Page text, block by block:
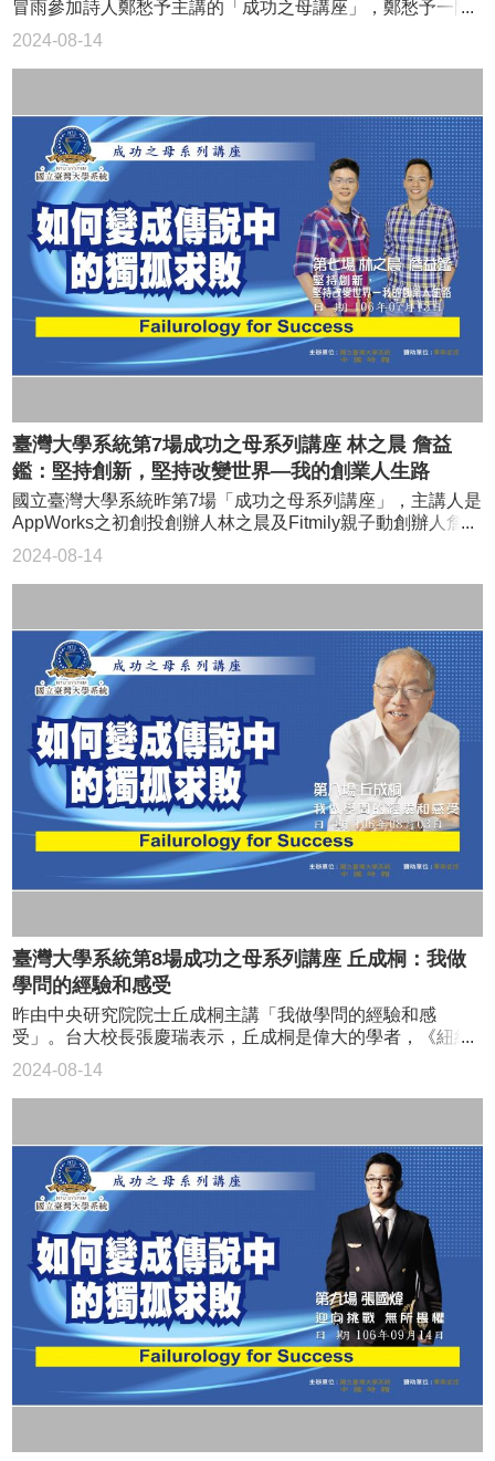
做壞事，他都敢往前衝，這份精神，他也用在朱宗慶打擊樂
團的發展以及兩廳院的行政法人運作，現在朱團已經是世界
五大打擊樂團之一，兩廳院也在朱宗慶的努力下，從黑機關
轉為行政法人，他現在擔任行政法人國家表演藝術中心董事
一個給機會、給掌聲的社會，「千山萬水擋不住想飛的翅
膀，既然是追求自己的夢想，那麼就要歡喜做、甘願受，期
待自己成為可以禁得起打擊的人，盡最大的努力去尋求可能
性，找各種方法去解決困難，做，就對了！」 感謝打擊樂
成為我服務社會的媒介 藝術家和音樂家要怎麼投入社會、
為社會帶來貢獻？朱宗慶表示，「我們學藝術的人常常會被
邊陲化，以為只能做藝術工作而已，但其實學藝術的人可以
為其他領域加值。」 台灣大學植物病理與微生物學系的李
冠儒同學向朱宗慶提問：「身為一個音樂家或藝術家，對這
個社會能夠有什麼樣的貢獻？有什麼東西能讓社會變得更
好？」 「我非常感謝上天讓我玩打擊樂，因為打擊樂成為
我追逐夢想、結交朋友和服務社會的媒介。」朱宗慶舉例，
某一次到高雄演出，他向觀眾說：「今天人很多，我們可以
可以牽好手，平安離開，然後垃圾請大家隨手帶走。」
「我在演出的時候，常掛在嘴上講的不是演出成功，而是
『平安』。」朱宗慶表示，現場一萬個人因為音樂的感染
力，了解到環境是我們的，安全是我們的。「我雖然感謝被
鼓掌，但我更感謝那些沒有被看到的事。」 「有一次接到
要求，有一位病重的喜願兒要聽舒伯特的《鱒魚》，我知道
這個不能等，立刻改編好曲子，很快就到榮總去演出。」朱
宗慶回憶，當時在短短半小時的演出時，其實病童已經昏迷
「他的爸媽後來跟我說，謝謝你，讓我們全家聽了最喜歡的
音樂。這樣的感動，絕對不亞於在國家音樂廳表演帶來的感
動。」 自嘲「別看我厲害 常躲起來偷哭」 「學藝術的
人，不會喝咖啡是不會成功的。我建議大家，一定要有一點
時間讓自己胡思亂想，讓自己去撞擊。」面對挫折，朱宗慶
自認絕對是經驗豐富。他揭露自己表面看似一帆風順，其實
一路上碰到無數挫折，「有人看到我目前的成果，傳說我是
富二代。但我其實只是報喜不報憂，不講困難的那一面。」
無論是曾經對學音樂迷惘、到維也納留學時一度被老師拒
絕、放棄安穩的工作決定創辦打擊樂團等，朱宗慶都堅持不
懈。 「我很喜歡這句話：千山萬水擋不住想飛的翅膀。有
夢想的話，怎麼樣都擋不住。」朱宗慶表示，「我認為一個
人應該先努力強化實力，等機運來的時候，過去的努力就會
「即使現在被譽為世界五大打擊樂團之一，仍然不斷面臨各
項挑戰，克服場地、經費等問題。」朱宗慶也向現場觀眾分
享心得，「年輕的時候追求十全十美，後來逐漸發現一定會
遇到困難。因為當你經驗愈多，碰到的困難也會愈多。其實
十件事之中能做好其中兩三件事，就已經是非常幸運而且成
功的。」 談到當藝術行政工作者的理性與感性，朱宗慶也
忍不住自嘲：「別看我這樣看起來很厲害，但我其實蠻愛哭
燈光就錯了、特效可能就出事了。」 朱宗慶笑說：「我良
師益友很多，都會鞭策我，我也會鞭策自己。一個人當瘋子
不夠，我有一群瘋子陪著我。但我其實還是常常兩邊都會撞
擊，所以常常會頭昏。」 朱宗慶講座與三校學子對談
成功之母講座第三場現場 師範大學副校長吳正己 朱宗慶
打擊樂團創辦人朱宗慶 真誠的心 千山萬水檔不住想飛的
翅膀
10億元預算。 蔡朝陽表示，建置風機途中還曾遇上尼伯特
颱風攪局，颱風警報發布時航港局標準作業流程要求港口清
實在跑不過颱風，也沒油料可以消耗，還好航港局網開一面
讓工程船進入高雄港停靠，才讓工程船躲過了在海上翻覆的
命運。 蔡朝陽指出，2座示範離岸風機的預算一路從16億
元拉高至40億元，其中有40％的費用是因在台灣沒有離岸風
電的產業鏈，就連現場的電機調適人員都還要遠從丹麥聘請
來台，一天要付3萬元，未來離岸風電產業一定要本土化，否
則成本實在太高。 談起奮鬥過程，蔡朝陽多次哽咽，他表
示，工程只能在天氣好時施作，就算大半夜也要爬起來工
作，在船上的員工有時甚至1、2個月不能回家，員工這麼支
持，他當然要撐下去，去年10月底終於完成這兩部示範風
機，現在已經發電300萬度了，可供8000戶家庭一年的用電
量。 性情中人 講到艱辛處他哽咽 熱血創業家蔡朝陽跨
要堅持自己的目標，全力以赴。 國立台灣師範大學的漳玨
賢問到，學校教育提供了什麼環境、養分與膽識，讓蔡董敢
去挑戰這些事？ 蔡朝陽說，他念研究所時曾向老師要求，
論文題目由自己選，老師開出的條件是經費要自己找。後來
就真的找到廠商贊助，而當時就有創業的想法，要闖出一番
新事業。 台灣大學的龍吟欣關心的是離岸風力會面臨在地
得要花時間溝通，後來有的員工就真的就以當地為家，簡單
說就是要有同理心。 台灣科技大學的李建宏詢問，以其發
展離岸風力的經驗來看，台灣真的準備好了嗎？蔡朝陽說：
「碰到困難就知道需要什麼人才，這會讓大家了解年輕人未
來的機會在哪裡。我們要把所遇到的困難和學校分享，就以
簽約時面臨的法律問題而言，律師費一天就是100多萬元，
所以法律系的人才同樣重要。」 在蔡朝陽的奮鬥歷程中資
金非常重要，也有其困難度，昨天的座談會連公司的監察人
都站出來相挺。所謂「心事誰人知，眼淚吞腹內」就是那段
期間的寫照，雖然有人認為綠色能源不應由上緯來承擔，但
也因為這樣，有了上緯走出第一步，台灣的離岸風力發電才
會有目前的成果，以及未來更龐大的機會。 蔡朝陽不愧是
灣未來一定會擁有乾淨的能源，大家要有信心。 抱持同理
心蹲點 漁民相挺 上緯國際投資控股公司董事長蔡朝陽克服
了重重難關，在苗栗外海建置2座示範離岸風機，當中也包括
充分與漁民溝通協調，他派了3名幹部赴漁村蹲點，抱持同理
心原則，讓原本抗議風機的漁民，最後投下超過9成的贊成
個示範風場，從0到1的過程實在很艱辛，要經過7個相關審
查會議，還有環評委員會評估對海岸影響，檢視是否會掏空
等。甚至要取得施工許可之前，還收到文化部來文告知，開
發地點可能有清朝康熙年間的古沉船，要他們證明該地並沒
有古沉船。 蔡朝陽說，複雜的問題當然也包括與當地漁民
溝通的問題，曾有一次他開車到當地漁港，去看未來要開發
的海域，看見港邊有3個漁民在吃著便當，他便上前關心，問
到「今天沒出海嗎？」對方則說，平常生活就是這樣。 蔡
朝陽指出，自己也是農家出身，這一幕對他的啟示相當大，
人家漁閒時甘願吃著便當過簡單的生活，知道漁民們只不過
是討口飯吃，而上緯憑什麼請他們支持再生能源，因此他告
訴同事，面對漁民絕對要抱持同理心。 蔡朝陽表示，2010
年他就派3位公司幹部到竹南、後龍與周遭漁民搏感情，幹部
們幾乎等於是拋家棄子一般，完全以漁村為家，漁民連大半
夜裡船隻壞掉也找他們幫忙，有一次，漁民打算來抗議，但
出，他還趕緊請同仁買禮品前往探視。蔡朝陽指出，他前前
於減少溫室氣體排放講得多、做得少，（地球暖化）這件事
真的非常嚴重，會讓子孫活不下去；大家要覺醒，不是講講
的緣起，他說，先前看到《綠色資本主義》一書介紹許多綠
建築的案例，其中提到泰國有棟建物用電是一般建築的
15％，他前往參觀發現，站在屋外時流汗不止，但一進室內
就十分涼快。後來，同仁到德國參訪，進一步了解綠建築的
好處。 2004年台達電要建新的台南分公司大樓，就決定採
用綠建築設計，2006年完工後，與當時一般辦公大樓相較，
用電量節省一半以上。 鄭崇華還舉例，台達電協助高雄那
瑪夏民權國小重建因風災受損的圖書館，也採綠建築設計，
每平方公尺一年平均用電不到7 度，「一開始他們告訴我，
我都不相信。」 廢料當建材很便宜 談到綠建築成本問題，
鄭崇華以位於加州台達電美洲區總部為例，該建物利用地底
恆溫的特性採用雙向幅射空調系統，需要安裝上百公里長的
管子，一般人會以為很貴，其實這些管子是用化工廠廢料製
人鄭崇華以「一路走來不忘初衷的綠築跡」為題發表演說。
台達集團創辦人鄭崇華（右二）與台灣大學系統執行長李篤
中（左）台師大徐國晉（右）台大林子淵（左二）台科大邱
冠穎（中）進行對談。 與三校年輕學子對談 成功之母系列
講座第5場 現場座無虛席
2024-08-14
冒雨參加詩人鄭愁予主講的「成功之母講座」，鄭愁予一開
場就詩意十足的說，「雨下了整夜未停，但仿佛知道這個時
間我們有重要的事，而願意等待（雨轉小）」，有了民眾的
支持和天氣的配合，讓這場雖不是第一次舉辦的對談成為最
邁入第6場，主講人鄭愁予現任東海大學榮譽講座教授暨駐校
詩人，他分享自己從抗戰期間、幼年隨父母親遷徙避難，到
如今享譽國際的著名現代詩人之間的種種轉變。 講座主持
人、臺大文學院副院長徐富昌以「鄭老」稱呼鄭愁予，他
說，高齡84歲的鄭老是當代重要的詩人，鄭老所寫的詩，不
但是他們這一輩的人的記憶，同時也是很多年輕一輩的共同
記憶，他的詩作《錯誤》、《水手刀》、《小小的島》、
《如霧起時》都令人著迷，且使人陶醉。 徐富昌副院長
說，鄭老在1954年、22歲時發表的《錯誤》，就因詩中「我
達達的馬蹄是美麗的錯誤，我不是歸人，是個過客」，整個
台灣都在傳頌，他的詩集被選為受歡迎的作品，也是中國時
報選為影響台灣30年最重要的30本書中，唯一的一本詩集，
他的詩作不只風靡全台，更征服了對岸，對岸把鄭愁予的詩
歷，他童年逃難、面對白色恐怖、移居海外等，徐富昌副院
長說，這樣長期漂泊的人生經驗，讓他的詩作呈現了瀟灑、
豁達，更有著濃濃的鄉愁，他的文學成就和生命經歷都一樣
值得學習和關注。 鄭愁予開場就很有詩意的提到雨，他
說，雨下了一夜卻在講座開始前轉小，這一場講座不是他第
一次與大家對談，但有了雨的配合和大家的熱情支持，讓他
覺得這是最熱烈的一次。 臺大表示，下學期開始臺大將邀
請鄭愁予開設18小時的通識課程，如果臺大系統學生有興趣
立臺灣大學文學院徐富昌副院長主持 「成功之母講座」第6
場邀請東華大學榮譽教授鄭愁予主講。 連日大雨卻沒澆熄
愛詩人的熱情，800多名學生和民眾昨晚冒雨參加，現場座
無虛席。 由台大系統主辦「成功之母講座」，鄭愁予（中）
正全神貫注傾聽學生提出的問題。
臺灣大學系統第7場成功之母系列講座 林之晨 詹益
鑑：堅持創新，堅持改變世界—我的創業人生路
2024-08-14
國立臺灣大學系統昨第7場「成功之母系列講座」，主講人是
AppWorks之初創投創辦人林之晨及Fitmily親子動創辦人詹益
鑑分享創業之路，並邀請昇恆昌總經理江建廷擔任主持人。
講座一開始由臺灣大學校長張慶瑞致詞指出，學習受挫經驗
很重要，往後才能避免。他強調，整個臺灣社會若要往前
識意見領袖。 臺灣大學校長張慶瑞致詞 邀請昇恆昌總經
理江建廷擔任主持人 兩位主講人創業路其實皆跌跌撞撞，
林之晨指出，投資人的價值觀、長期支持能力等是否能與創
業者契合相當重要；詹益鑑則說，創業團隊才是關鍵，團隊
若可修正方向，終究會找到對的市場。 失敗挫折 都是養分
「失敗或挫折都可以給大家養分。」詹益鑑分享，他頭3份
創業工作都跟衛星光譜儀技術有關，直到最後一家才創業成
功。為何失敗？他指出，第1家公司創業者為核心技術發明
人，因專利爭議與公司同仁理念不合，也導致跟外界募資不
易，他只好跟一部分人出走。 詹益鑑表示，後來他與團隊
到第2家公司成立新部門，雖已做出第1代產品，但遭遇2008
年金融風暴，預算被縮減，只好再次離開；他找到第3個團隊
創投創辦人林之晨及Fitmily親子動創辦人詹益鑑 價值觀 要
彼此契合 詹益鑑說，創業應先做足功課，了解核心創辦人
及團隊背景，如價值觀及商業模式觀念。他的成功經驗指
出，創業團隊才是關鍵，如團隊可修正方向，終究會找到對
的市場；若團隊跟不上，就算看到市場趨勢也做不起來。
蹴可及。他分享，當年PC時代，將電腦供應廠商合約簽下
來，土法煉鋼地建立客製化組裝電腦的電商系統，但先前行
隨時修正 掌握趨勢 林之晨說，這套模式比PChome還早
找到創業方程式，若當時投資人價值觀、長期支持能力等跟
創業團隊媒合，當初所創公司也許就是PChome競爭者。
後來林之晨與詹益鑑共同創辦之初創投，林之晨表示，
AppWorks更期望貢獻台灣經濟、幫助企業轉型，代替傳統IT
產業，以台灣目前市場規模來估算，AppWorks產值邁向
1000億美元為終極目標，目前投資過300多個創業公司總產
值達12億美元，僅達目標1％，「一旦目標達成，AppWorks
隨時可以收起來，不必當百年老店。」 不過，林之晨也感
嘆說，AppWorks比較可惜的地方是，沒有瑜亮情結的競爭對
手，無法刺激進步。 林之晨及詹益鑑與三校年輕學子對談
臺灣大學系統第8場成功之母系列講座 丘成桐：我做
學問的經驗和感受
2024-08-14
昨由中央研究院院士丘成桐主講「我做學問的經驗和感
受」。台大校長張慶瑞表示，丘成桐是偉大的學者，《紐約
時報》更稱他是「數學皇帝」，他是全世界影響力最驚人的
數學家。 魅力大 吸引眾多人潮 「成功之母講座」昨天
是第8場，主講人丘成桐是重量級數學學者，吸引爆滿民眾來
之母講座」已進行了半年，逐漸建立起品牌，昨天天氣酷
熱，但依然吸引非常多人前來，顯見丘成桐的魅力。 張校
長表示，他以前在美國加州大學聖地牙哥分校讀書時，有一
天聽說有個偉大數學家要到學校來，中午吃飯時間，看到一
個年輕人帶著一群年輕人走在校園，後來知道那個帶頭的年
輕人是丘成桐。丘成桐在1984至1987年在聖地牙哥大學任
教。 臺灣大學校長張慶瑞致詞 台大科學教育發展中心
高涌泉主任擔任主持 桃李滿天下 地位崇高 丘成桐離開聖地
牙哥大學後，也將自己所有學生帶走，讓他們分布在哈佛等
多所美國名校，在世界數學界產生巨大影響力。《紐約時
報》就曾稱呼丘成桐是「數學皇帝」，可見他在數學界的崇
高地位。 昨天講座主持人、台大科學教育發展中心主任高
涌泉表示，丘成桐在廣東汕頭出生，幾個月後就隨父母搬到
國加州大學柏克萊分校就學，以2年時間就拿到博士學位，那